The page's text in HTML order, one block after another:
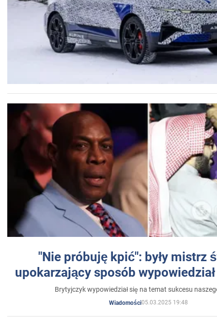
"Nie próbuję kpić": były mistrz
upokarzający sposób
Brytyjczyk wypowiedział się na temat sukcesu
Wiadomości05.03.2025 19:48